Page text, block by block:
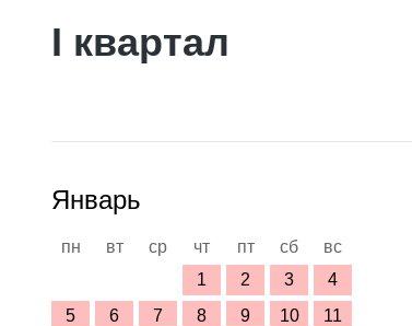
I квартал
Январь
пн вт ср чт пт сб
вс
1
2 3
4
5
6 7 8 9 10
11